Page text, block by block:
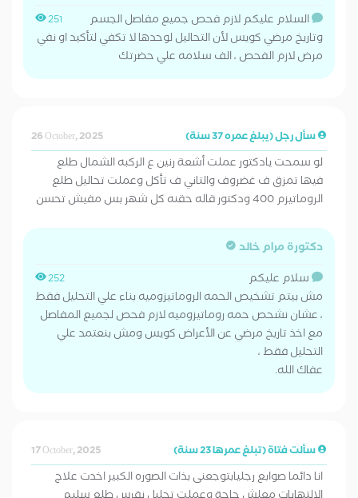
251
السلام عليكم لازم فحص جميع مفاصل الجسم
وتاريخ مرضي كويس لأن التحاليل لوحدها لا تكفي لتأكيد او نفي
مرض لازم الفحص ، الف سلامه علي حضرتك
سأل رجل (يبلغ عمره 37 سنة) 26 October, 2025
لو سمحت يادكتور عملت أشعة رنين ع الركبه الشمال طلع
فيها تمزق ف غضروف والتاني ف تأكل وعملت تحاليل طلع
الروماتيزم 400 ودكتور قاله حقنه كل شهر بس مفيش تحسن
دكتورة مرام خالد
252
سلام عليكم
مش بيتم تشخيص الحمه الروماتيزوميه بناء علي التحليل فقط
، عشان نشحص حمه روماتيزوميه لازم فحص لجميع المفاصل
مع اخذ تاريخ مرضي عن الأعراض كويس ومش بنعتمد علي
التحليل فقط ،
عفاك الله.
سألت فتاة (تبلغ عمرها 23 سنة) 17 October, 2025
انا دائما صوابع رجليابتوجعنى بذات الصوره الكبير اخدت علاج